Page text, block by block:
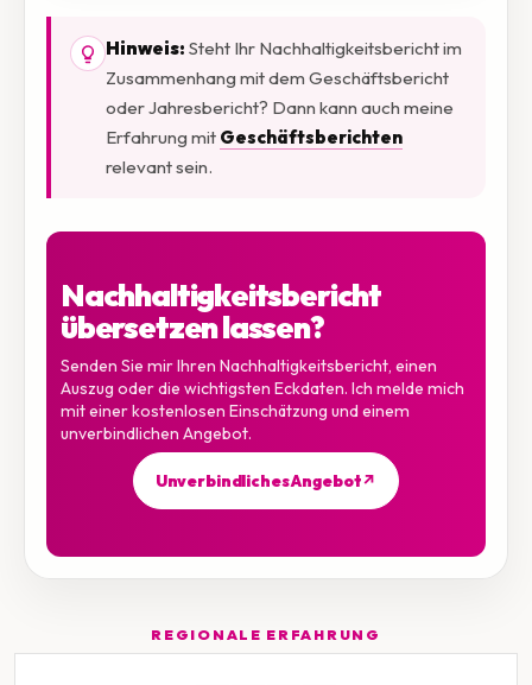
Hinweis: Steht Ihr Nachhaltigkeitsbericht im
Zusammenhang mit dem Geschäftsbericht
oder Jahresbericht? Dann kann auch meine
Erfahrung mit Geschäftsberichten
relevant sein.
Nachhaltigkeitsbericht
übersetzen lassen?
Senden Sie mir Ihren Nachhaltigkeitsbericht, einen
Auszug oder die wichtigsten Eckdaten. Ich melde mich
mit einer kostenlosen Einschätzung und einem
unverbindlichen Angebot.
Unverbindliches Angebot↗
REGIONALE ERFAHRUNG